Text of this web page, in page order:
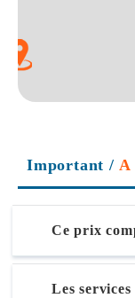
Important / A
Ce prix
Les